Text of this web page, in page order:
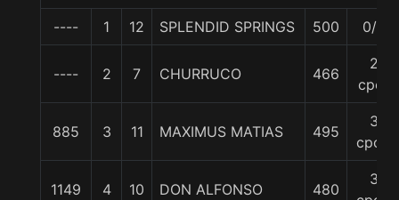
---- 1 12 SPLENDID SPRINGS 500 0/0
---- 2 7 CHURRUCO 466
2
cpos
885 3 11 MAXIMUS MATIAS 495
3
cpos.
1149 4 10 DON ALFONSO 480
3